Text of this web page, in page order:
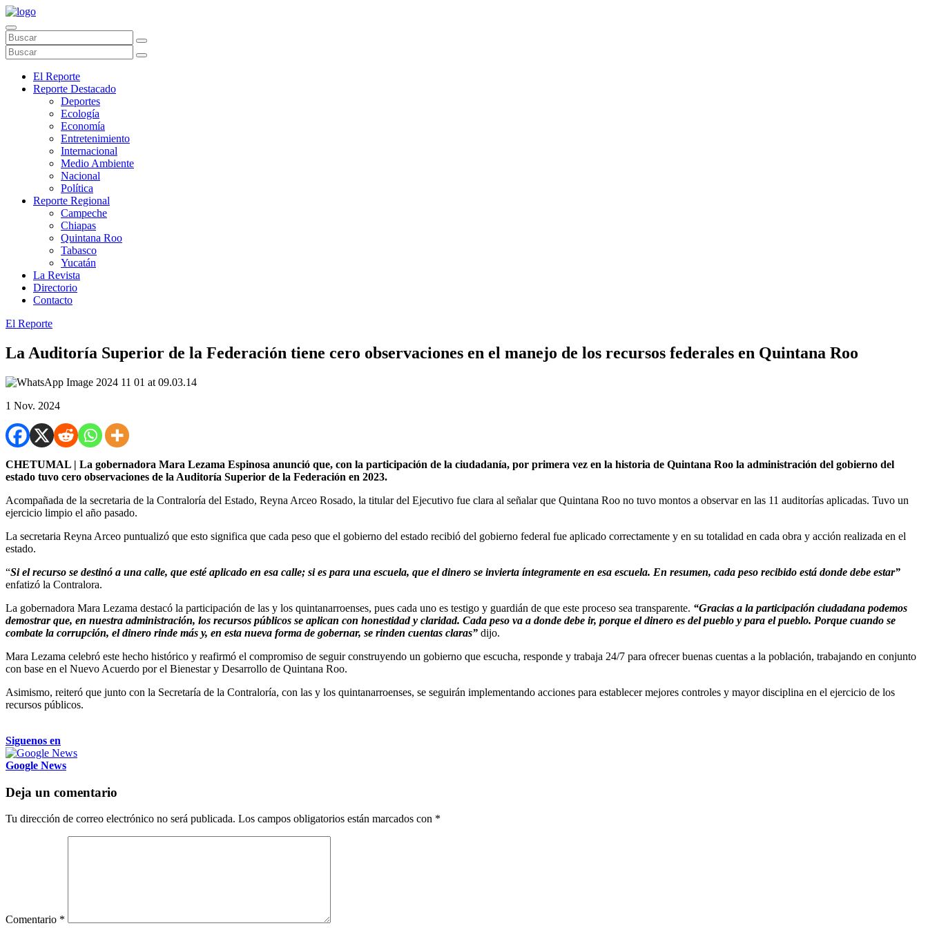
El Reporte
Reporte Destacado
Deportes
Ecología
Economía
Entretenimiento
Internacional
Medio Ambiente
Nacional
Política
Reporte Regional
Campeche
Chiapas
Quintana Roo
Tabasco
Yucatán
La Revista
Directorio
Contacto
El Reporte
La Auditoría Superior de la Federación tiene cero observaciones en el manejo de los recursos federales en Quintana Roo
1 Nov. 2024
CHETUMAL | La gobernadora Mara Lezama Espinosa anunció que, con la participación de la ciudadanía, por primera vez en la historia de Quintana Roo la administración del gobierno del
estado tuvo cero observaciones de la Auditoría Superior de la Federación en 2023.
Acompañada de la secretaria de la Contraloría del Estado, Reyna Arceo Rosado, la titular del Ejecutivo fue clara al señalar que Quintana Roo no tuvo montos a observar en las 11 auditorías aplicadas. Tuvo un
ejercicio limpio el año pasado.
La secretaria Reyna Arceo puntualizó que esto significa que cada peso que el gobierno del estado recibió del gobierno federal fue aplicado correctamente y en su totalidad en cada obra y acción realizada en el
estado.
“Si el recurso se destinó a una calle, que esté aplicado en esa calle; si es para una escuela, que el dinero se invierta íntegramente en esa escuela. En resumen, cada peso recibido está donde debe estar”
enfatizó la Contralora.
La gobernadora Mara Lezama destacó la participación de las y los quintanarroenses, pues cada uno es testigo y guardián de que este proceso sea transparente. “Gracias a la participación ciudadana podemos
demostrar que, en nuestra administración, los recursos públicos se aplican con honestidad y claridad. Cada peso va a donde debe ir, porque el dinero es del pueblo y para el pueblo. Porque cuando se
combate la corrupción, el dinero rinde más y, en esta nueva forma de gobernar, se rinden cuentas claras” dijo.
Mara Lezama celebró este hecho histórico y reafirmó el compromiso de seguir construyendo un gobierno que escucha, responde y trabaja 24/7 para ofrecer buenas cuentas a la población, trabajando en conjunto
con base en el Nuevo Acuerdo por el Bienestar y Desarrollo de Quintana Roo.
Asimismo, reiteró que junto con la Secretaría de la Contraloría, con las y los quintanarroenses, se seguirán implementando acciones para establecer mejores controles y mayor disciplina en el ejercicio de los
recursos públicos.
Siguenos en
Google News
Deja un comentario
Tu dirección de correo electrónico no será publicada. Los campos obligatorios están marcados con *
Comentario *